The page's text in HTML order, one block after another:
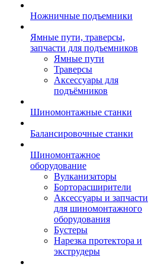
Ножничные подъемники
Ямные пути, траверсы,
запчасти для подъемников
Ямные пути
Траверсы
Аксессуары для
подъёмников
Шиномонтажные станки
Балансировочные станки
Шиномонтажное
оборудование
Вулканизаторы
Борторасширители
Аксессуары и запчасти
для шиномонтажного
оборудования
Бустеры
Нарезка протектора и
экструдеры